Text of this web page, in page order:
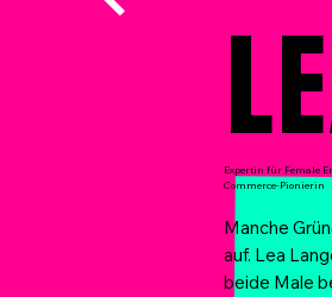
Expertin für Female
Commerce-Pionierin
Manche
auf. Lea
beide Male